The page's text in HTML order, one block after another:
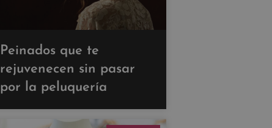
Peinados que te
rejuvenecen sin pasar
por la peluquería